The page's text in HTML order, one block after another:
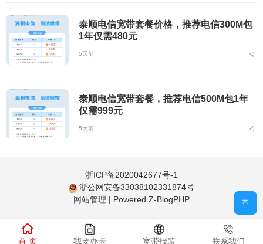
泰顺电信宽带套餐价格，推荐电信300M包
1年仅需480元
5天前
泰顺电信宽带套餐，推荐电信500M包1年
仅需999元
5天前
浙ICP备2020042677号-1
浙公网安备33038102331874号
网站管理 | Powered Z-BlogPHP
首 页 我要办卡 宽带报装 联系我们